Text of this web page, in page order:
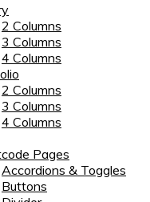
2 Columns
3 Columns
4 Columns
2 Columns
3 Columns
4 Columns
Pages
Accordions & Toggles
Buttons